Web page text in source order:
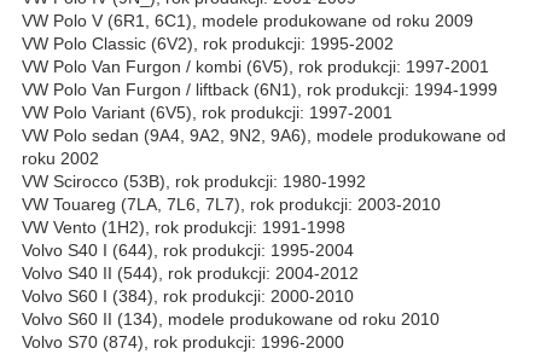
VW Polo V (6R1, 6C1), modele produkowane od roku 2009
VW Polo Classic (6V2), rok produkcji: 1995-2002
VW Polo Van Furgon / kombi (6V5), rok produkcji: 1997-2001
VW Polo Van Furgon / liftback (6N1), rok produkcji: 1994-1999
VW Polo Variant (6V5), rok produkcji: 1997-2001
VW Polo sedan (9A4, 9A2, 9N2, 9A6), modele produkowane od
roku 2002
VW Scirocco (53B), rok produkcji: 1980-1992
VW Touareg (7LA, 7L6, 7L7), rok produkcji: 2003-2010
VW Vento (1H2), rok produkcji: 1991-1998
Volvo S40 I (644), rok produkcji: 1995-2004
Volvo S40 II (544), rok produkcji: 2004-2012
Volvo S60 I (384), rok produkcji: 2000-2010
Volvo S60 II (134), modele produkowane od roku 2010
Volvo S70 (874), rok produkcji: 1996-2000